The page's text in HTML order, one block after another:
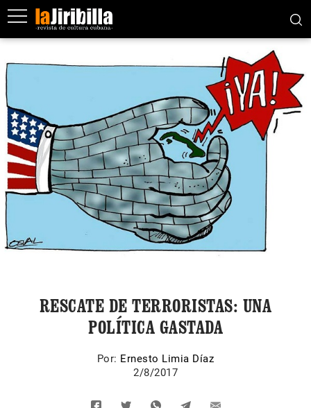
RESCATE DE TERRORISTAS: UNA
POLÍTICA GASTADA
Por: Ernesto Limia Díaz
2/8/2017